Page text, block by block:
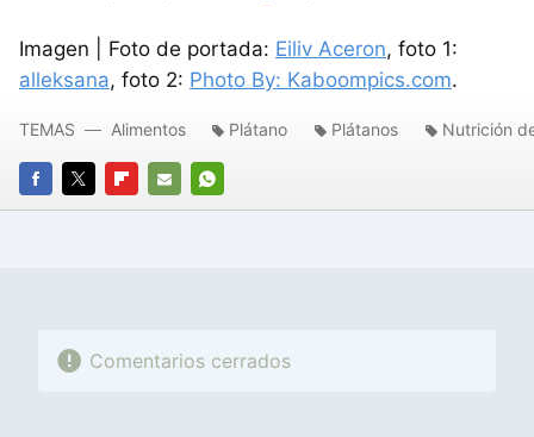
Imagen | Foto de portada: Eiliv Aceron, foto 1:
alleksana, foto 2: Photo By: Kaboompics.com.
FACEBOOK
TWITTERFLIPBOARD
E-
WHATSAPP
TEMAS Alimentos Plátano Plátanos Nutrición
Comentarios cerrados